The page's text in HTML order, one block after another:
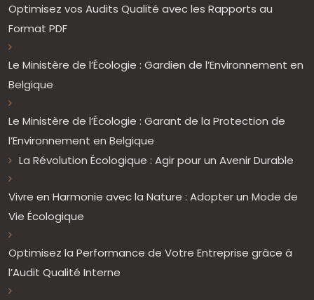
Optimisez vos Audits Qualité avec les Rapports au
Format PDF
Le Ministère de l’Écologie : Gardien de l’Environnement en
Belgique
Le Ministère de l’Écologie : Garant de la Protection de
l’Environnement en Belgique
La Révolution Écologique : Agir pour un Avenir Durable
Vivre en Harmonie avec la Nature : Adopter un Mode de
Vie Écologique
Optimisez la Performance de Votre Entreprise grâce à
l’Audit Qualité Interne